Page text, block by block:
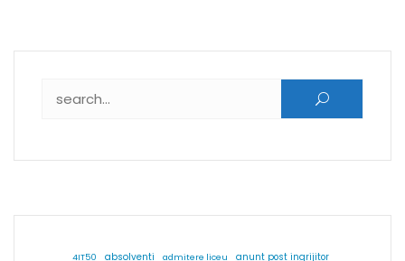
4IT50 absolventi admitere liceu anunt post ingrijitor